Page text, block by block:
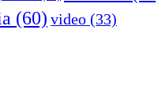
(60) video (33)